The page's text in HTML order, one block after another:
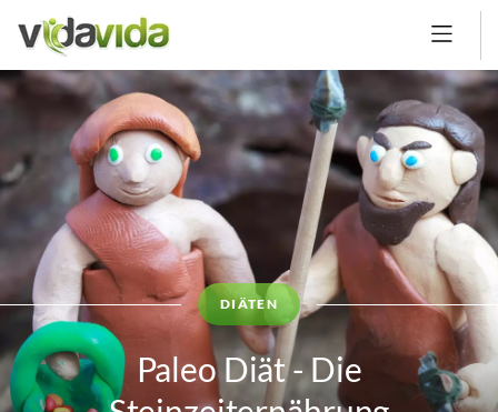
DIÄTEN
Paleo Diät - Die